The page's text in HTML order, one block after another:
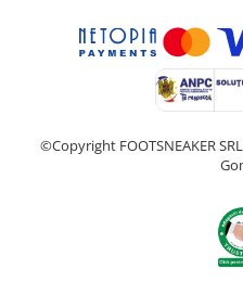
©Copyright FOOTSNEAKER